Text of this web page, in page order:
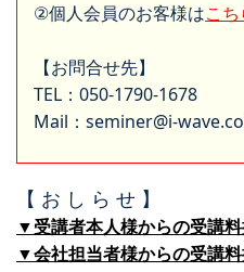
②個人会員のお客様はこち
【お問合せ先】
TEL：050-1790-1678
Mail：seminer@i-
【 お し ら せ 】
▼受講者本人様からの受講
▼会社担当者様からの受講